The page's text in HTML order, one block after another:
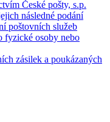
České pošty, s.p.
následné podání
poštovních služeb
fyzické osoby nebo
zásilek a poukázaných